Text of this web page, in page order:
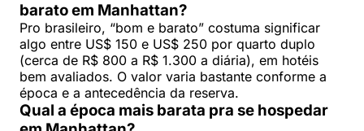
barato em Manhattan?
Pro brasileiro, “bom e barato” costuma significar
algo entre US$ 150 e US$ 250 por quarto duplo
(cerca de R$ 800 a R$ 1.300 a diária), em hotéis
bem avaliados. O valor varia bastante conforme a
época e a antecedência da reserva.
Qual a época mais barata pra se hospedar